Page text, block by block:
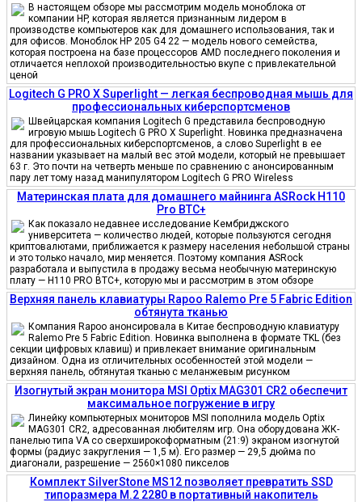
В настоящем обзоре мы рассмотрим модель моноблока от
компании HP, которая является признанным лидером в
производстве компьютеров как для домашнего использования, так и
для офисов. Моноблок HP 205 G4 22 — модель нового семейства,
которая построена на базе процессоров AMD последнего поколения и
отличается неплохой производительностью вкупе с привлекательной
ценой
Logitech G PRO X Superlight — легкая беспроводная мышь для
профессиональных киберспортсменов
Швейцарская компания Logitech G представила беспроводную
игровую мышь Logitech G PRO X Superlight. Новинка предназначена
для профессиональных киберспортсменов, а слово Superlight в ее
названии указывает на малый вес этой модели, который не превышает
63 г. Это почти на четверть меньше по сравнению с анонсированным
пару лет тому назад манипулятором Logitech G PRO Wireless
Материнская плата для домашнего майнинга ASRock H110
Pro BTC+
Как показало недавнее исследование Кембриджского
университета — количество людей, которые пользуются сегодня
криптовалютами, приближается к размеру населения небольшой страны
и это только начало, мир меняется. Поэтому компания ASRock
разработала и выпустила в продажу весьма необычную материнскую
плату — H110 PRO BTC+, которую мы и рассмотрим в этом обзоре
Верхняя панель клавиатуры Rapoo Ralemo Pre 5 Fabric Edition
обтянута тканью
Компания Rapoo анонсировала в Китае беспроводную клавиатуру
Ralemo Pre 5 Fabric Edition. Новинка выполнена в формате TKL (без
секции цифровых клавиш) и привлекает внимание оригинальным
дизайном. Одна из отличительных особенностей этой модели —
верхняя панель, обтянутая тканью с меланжевым рисунком
Изогнутый экран монитора MSI Optix MAG301 CR2 обеспечит
максимальное погружение в игру
Линейку компьютерных мониторов MSI пополнила модель Optix
MAG301 CR2, адресованная любителям игр. Она оборудована ЖК-
панелью типа VA со сверхширокоформатным (21:9) экраном изогнутой
формы (радиус закругления — 1,5 м). Его размер — 29,5 дюйма по
диагонали, разрешение — 2560×1080 пикселов
Комплект SilverStone MS12 позволяет превратить SSD
типоразмера M.2 2280 в портативный накопитель